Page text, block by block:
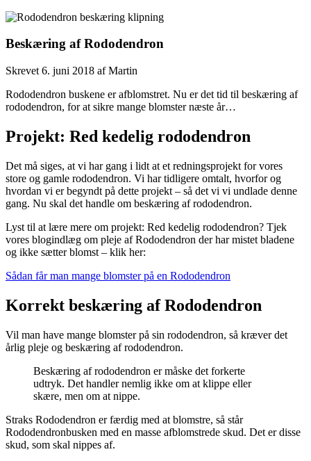
Beskæring af Rododendron
Skrevet 6. juni 2018 afMartin
Rododendron buskene er afblomstret. Nu er det tid til beskæring af
rododendron, for at sikre mange blomster næste år…
Projekt: Red kedelig rododendron
Det må siges, at vi har gang i lidt at et redningsprojekt for vores
store og gamle rododendron. Vi har tidligere omtalt, hvorfor og
hvordan vi er begyndt på dette projekt – så det vi vi undlade denne
gang. Nu skal det handle om beskæring af rododendron.
Lyst til at lære mere om projekt: Red kedelig rododendron? Tjek
vores blogindlæg om pleje af Rododendron der har mistet bladene
og ikke sætter blomst – klik her:
Sådan får man mange blomster på en Rododendron
Korrekt beskæring af Rododendron
Vil man have mange blomster på sin rododendron, så kræver det
årlig pleje og beskæring af rododendron.
Beskæring af rododendron er måske det forkerte
udtryk. Det handler nemlig ikke om at klippe eller
skære, men om at nippe.
Straks Rododendron er færdig med at blomstre, så står
Rododendronbusken med en masse afblomstrede skud. Det er disse
skud, som skal nippes af.